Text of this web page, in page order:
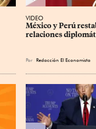
VIDEO
México y Perú
relaciones
Por Redacción El Economista